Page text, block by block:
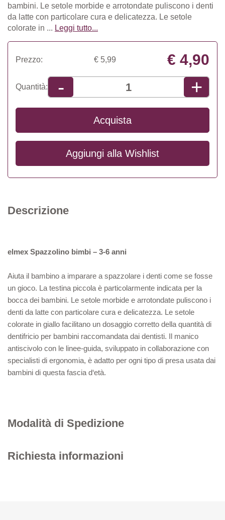
bambini. Le setole morbide e arrotondate puliscono i denti
da latte con particolare cura e delicatezza. Le setole
colorate in ... Leggi tutto...
Prezzo: € 5,99 € 4,90
Quantità: - +
Acquista
Aggiungi alla Wishlist
Descrizione
elmex Spazzolino bimbi – 3-6 anni
Aiuta il bambino a imparare a spazzolare i denti come se fosse
un gioco. La testina piccola è particolarmente indicata per la
bocca dei bambini. Le setole morbide e arrotondate puliscono i
denti da latte con particolare cura e delicatezza. Le setole
colorate in giallo facilitano un dosaggio corretto della quantità di
dentifricio per bambini raccomandata dai dentisti. Il manico
antiscivolo con le linee-guida, sviluppato in collaborazione con
specialisti di ergonomia, è adatto per ogni tipo di presa usata dai
bambini di questa fascia d‘età.
Modalità di Spedizione
Richiesta informazioni